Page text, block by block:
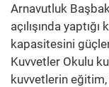
Arnavutluk
açılışında
kapasitesini
Kuvvetler Okulu
kuvvetlerin